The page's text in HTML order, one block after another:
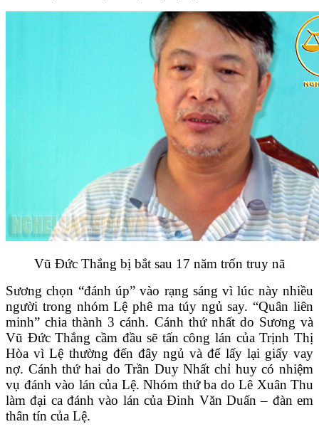
Vũ Đức Thắng bị bắt sau 17 năm trốn truy nã
Sương chọn “đánh úp” vào rạng sáng vì lúc này nhiều
người trong nhóm Lệ phê ma túy ngủ say. “Quân liên
minh” chia thành 3 cánh. Cánh thứ nhất do Sương và
Vũ Đức Thắng cầm đầu sẽ tấn công lán của Trịnh Thị
Hòa vì Lệ thường đến đây ngủ và để lấy lại giấy vay
nợ. Cánh thứ hai do Trần Duy Nhất chỉ huy có nhiệm
vụ đánh vào lán của Lệ. Nhóm thứ ba do Lê Xuân Thu
làm đại ca đánh vào lán của Đinh Văn Duấn – đàn em
thân tín của Lệ.